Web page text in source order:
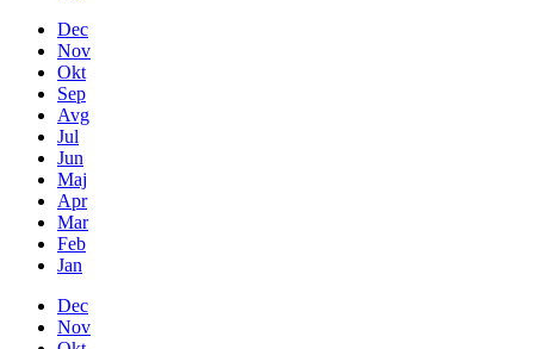
Dec
Nov
Okt
Sep
Avg
Jul
Jun
Maj
Apr
Mar
Feb
Jan
Dec
Nov